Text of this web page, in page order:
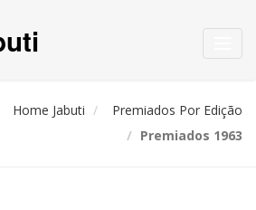
Home Jabuti
Premiados Por Edição
Premiados 1963